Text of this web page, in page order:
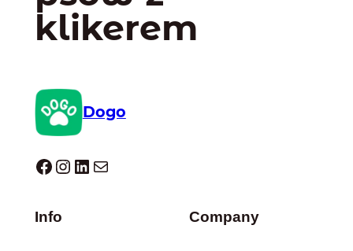
klikerem
Dogo
Dogo facebook InstagramLinkedIn Mail
Info Company